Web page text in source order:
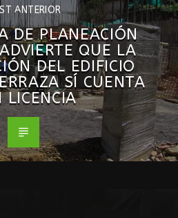
ANTERIOR
DE PLANEACIÓN
QUE LA
DEL EDIFICIO
SÍ CUENTA
LICENCIA